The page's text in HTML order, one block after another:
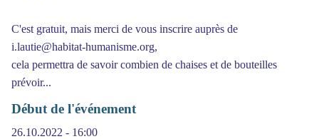
C'est gratuit, mais merci de vous inscrire auprès de
i.lautie@habitat-humanisme.org,
cela permettra de savoir combien de chaises et de bouteilles
prévoir...
Début de l'événement
26.10.2022 - 16:00